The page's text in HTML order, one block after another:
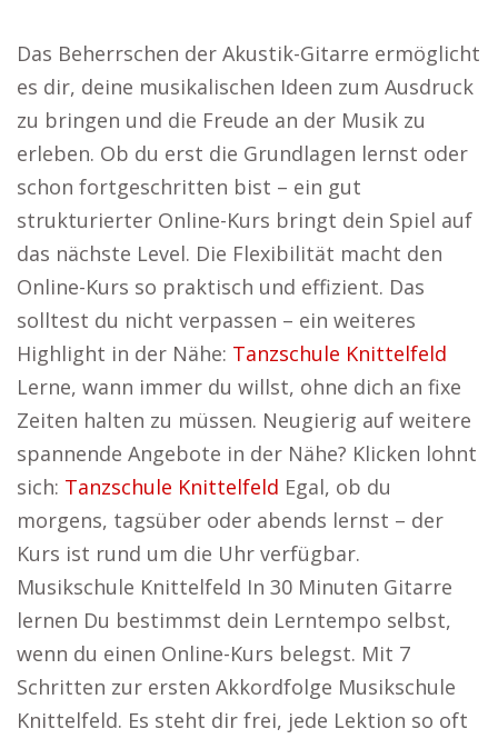
Das Beherrschen der Akustik-Gitarre ermöglicht
es dir, deine musikalischen Ideen zum Ausdruck
zu bringen und die Freude an der Musik zu
erleben. Ob du erst die Grundlagen lernst oder
schon fortgeschritten bist – ein gut
strukturierter Online-Kurs bringt dein Spiel auf
das nächste Level. Die Flexibilität macht den
Online-Kurs so praktisch und effizient. Das
solltest du nicht verpassen – ein weiteres
Highlight in der Nähe: Tanzschule Knittelfeld
Lerne, wann immer du willst, ohne dich an fixe
Zeiten halten zu müssen. Neugierig auf weitere
spannende Angebote in der Nähe? Klicken lohnt
sich: Tanzschule Knittelfeld Egal, ob du
morgens, tagsüber oder abends lernst – der
Kurs ist rund um die Uhr verfügbar.
Musikschule Knittelfeld In 30 Minuten Gitarre
lernen Du bestimmst dein Lerntempo selbst,
wenn du einen Online-Kurs belegst. Mit 7
Schritten zur ersten Akkordfolge Musikschule
Knittelfeld. Es steht dir frei, jede Lektion so oft